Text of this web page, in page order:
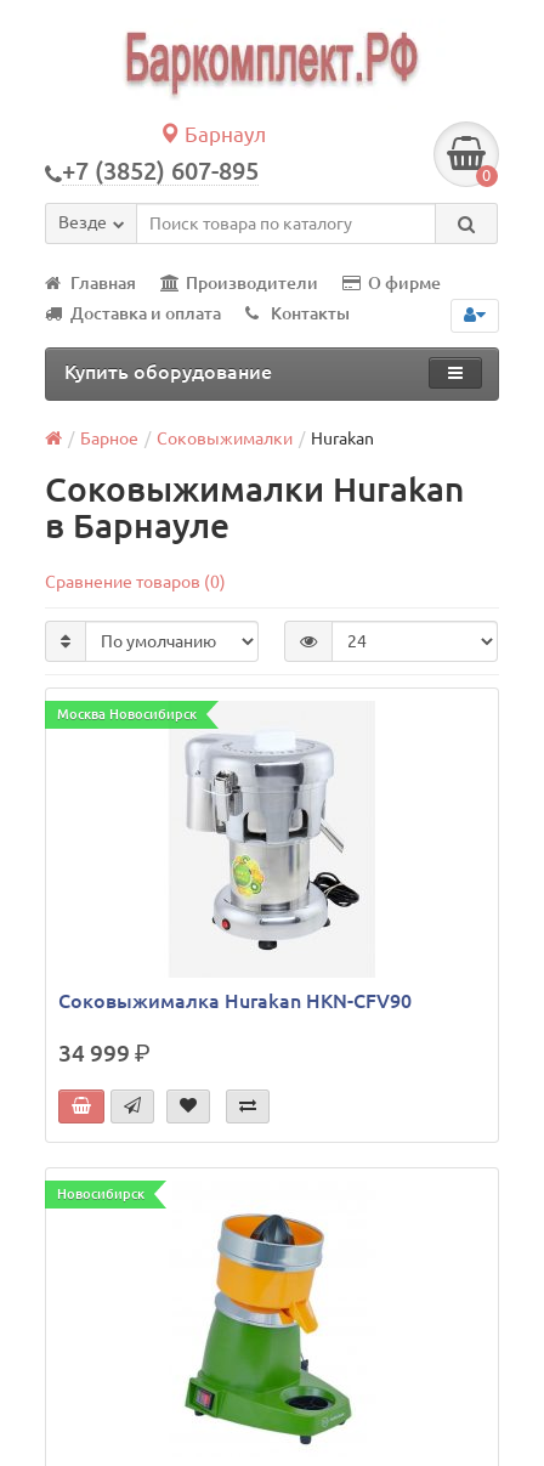
Барнаул
+7 (3852) 607-895 0
Везде
Главная Производители
О фирме
Доставка и оплата
Контакты
Купить оборудование
Барное Соковыжималки Hurakan
Соковыжималки Hurakan
в Барнауле
Сравнение товаров (0)
Москва Новосибирск
Соковыжималка Hurakan HKN-CFV90
34 999р.
Новосибирск